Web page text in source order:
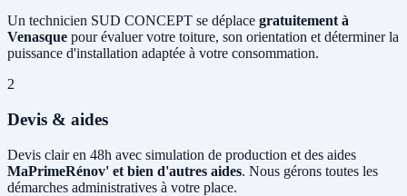
Un technicien SUD CONCEPT se déplace gratuitement à
Venasque pour évaluer votre toiture, son orientation et déterminer la
puissance d'installation adaptée à votre consommation.
2
Devis & aides
Devis clair en 48h avec simulation de production et des aides
MaPrimeRénov' et bien d'autres aides. Nous gérons toutes les
démarches administratives à votre place.